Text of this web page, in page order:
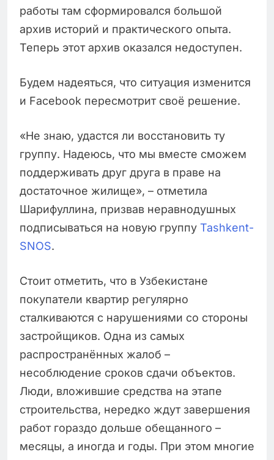
работы там сформировался большой
архив историй и практического опыта.
Теперь этот архив оказался недоступен.
Будем надеяться, что ситуация изменится
и Facebook пересмотрит своё решение.
«Не знаю, удастся ли восстановить ту
группу. Надеюсь, что мы вместе сможем
поддерживать друг друга в праве на
достаточное жилище», – отметила
Шарифуллина, призвав неравнодушных
подписываться на новую группу Tashkent-
SNOS.
Стоит отметить, что в Узбекистане
покупатели квартир регулярно
сталкиваются с нарушениями со стороны
застройщиков. Одна из самых
распространённых жалоб –
несоблюдение сроков сдачи объектов.
Люди, вложившие средства на этапе
строительства, нередко ждут завершения
работ гораздо дольше обещанного –
месяцы, а иногда и годы. При этом многие